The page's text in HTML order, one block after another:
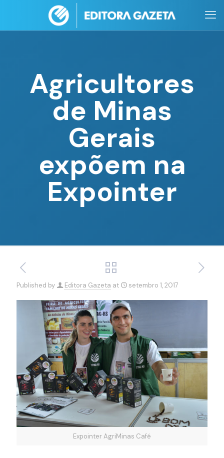
Agricultores
de Minas
Gerais
expõem na
Expointer
Published by Editora Gazeta at setembro 1, 2017
Expointer AgriMinas Café